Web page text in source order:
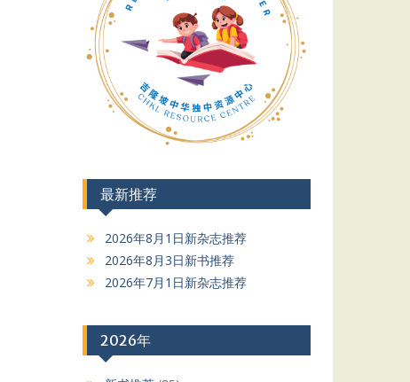
最新推荐
2026年8月1日新杂志推荐
2026年8月3日新书推荐
2026年7月1日新杂志推荐
2026年